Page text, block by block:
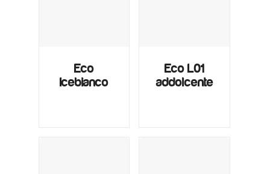
Eco
Icebianco
Eco L01
addolcente